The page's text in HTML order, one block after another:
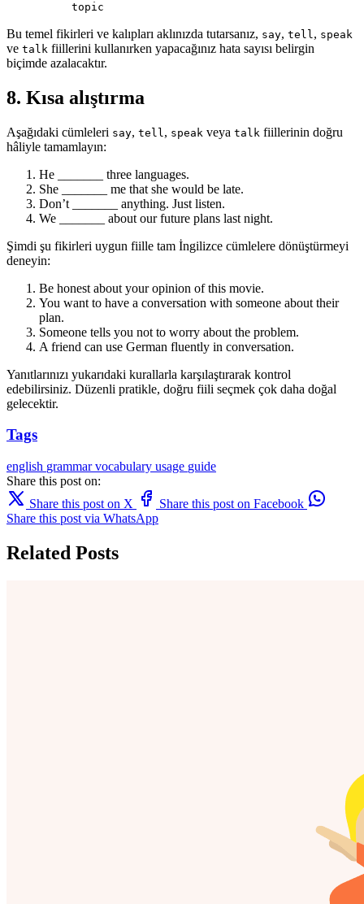
topic
Bu temel fikirleri ve kalıpları aklınızda tutarsanız, say, tell , speak
ve talk fiillerini kullanırken yapacağınız hata sayısı belirgin
biçimde azalacaktır.
8. Kısa alıştırma
Aşağıdaki cümleleri say, tell , speak veya talk fiillerinin doğru
hâliyle tamamlayın:
He _______ three languages.
She _______ me that she would be late.
Don’t _______ anything. Just listen.
We _______ about our future plans last night.
Şimdi şu fikirleri uygun fiille tam İngilizce cümlelere dönüştürmeyi
deneyin:
Be honest about your opinion of this movie.
You want to have a conversation with someone about their
plan.
Someone tells you not to worry about the problem.
A friend can use German fluently in conversation.
Yanıtlarınızı yukarıdaki kurallarla karşılaştırarak kontrol
edebilirsiniz. Düzenli pratikle, doğru fiili seçmek çok daha doğal
gelecektir.
Tags
english grammarvocabulary usage guide
Share this post on:
Share this post on X
Share this post on Facebook
Share this post via WhatsApp
Related Posts